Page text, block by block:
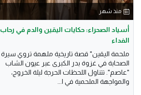
منذ شهر
أسياد الصحراء: حكايات اليقين والدم في رحاب
الفداء
ملحمة اليقين" قصة تاريخية ملهمة تروي سيرة
الصحابة في غزوة بدر الكبرى عبر عيون الشاب
"عاصم". تتناول اللحظات الحرجة ليلة الخروج،
والمواجهة الملحمية في ا...